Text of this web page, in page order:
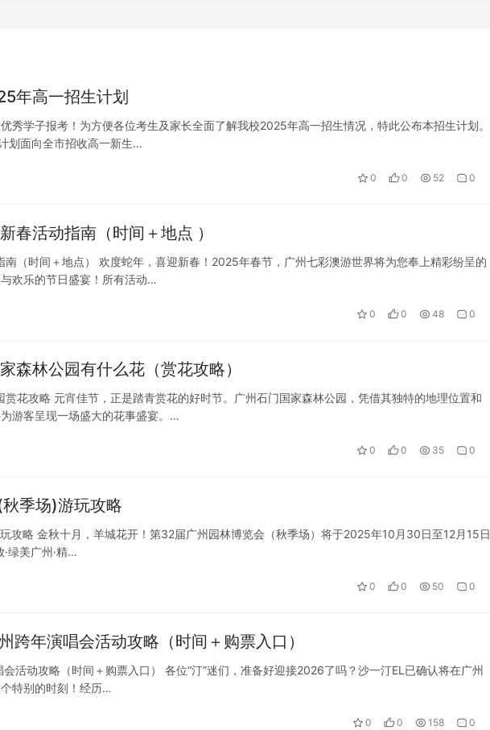
年高一招生计划
秀学子报考！为方便各位考生及家长全面了解我校2025年高一招生情况，特此公布本招生计划。
划面向全市招收高一新生…
0 0 52 0
春活动指南（时间＋地点 ）
（时间＋地点） 欢度蛇年，喜迎新春！2025年春节，广州七彩澳游世界将为您奉上精彩纷呈的
欢乐的节日盛宴！所有活动…
0 0 48 0
森林公园有什么花（赏花攻略）
花攻略 元宵佳节，正是踏青赏花的好时节。广州石门国家森林公园，凭借其独特的地理位置和
游客呈现一场盛大的花事盛宴。…
0 0 35 0
季场)游玩攻略
攻略 金秋十月，羊城花开！第32届广州园林博览会（秋季场）将于2025年10月30日至12月15日
绿美广州·精…
0 0 50 0
年演唱会活动攻略（时间＋购票入口）
活动攻略（时间＋购票入口） 各位“汀”迷们，准备好迎接2026了吗？沙一汀EL已确认将在广州
特别的时刻！经历…
0 0 158 0